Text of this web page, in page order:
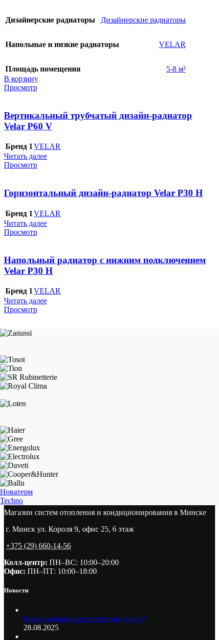
Дизайнерские радиаторы Дизайнерские радиаторы
Напольные и низкие радиаторы VELAR
Площадь помещения
5-8 м²
В корзину
Просмотр
Вертикальный трубчатый дизайн-радиатор
Velar P60 V
Бренд 1VELAR
Читать далее
Просмотр
Горизонтальный дизайн-радиатор Velar P30 H
Бренд 1 VELAR
Читать далее
Просмотр
Напольный радиатор с нижним подключением
Velar P30 H
Бренд 1 VELAR
Читать далее
Просмотр
Новатерм
Techno
Магазин систем отопления и кондиционирования в Минске
г. Минск ул. Короля 9, офис 25, 6 этаж
+375 (29) 660-14-56
Колл-центр: ПН–ВС: 10:00–20:00​
Офис: ПН–ПТ: 10:00–18:00
Новости
Какие радиаторы отопления лучше?
28.08.2025